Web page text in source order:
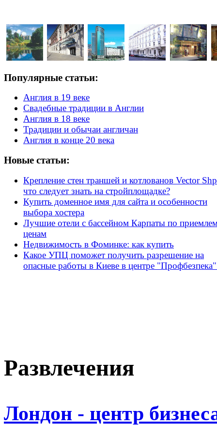
Популярные статьи:
Англия в 19 веке
Свадебные традиции в Англии
Англия в 18 веке
Традиции и обычаи англичан
Англия в конце 20 века
Новые статьи:
Крепление стен траншей и котлованов Vector
что следует знать на стройплощадке?
Купить доменное имя для сайта и особенности
выбора хостера
Лучшие отели с бассейном Карпаты по
ценам
Недвижимость в Фоминке: как купить
Какое УПЦ поможет получить разрешение на
опасные работы в Киеве в центре
Развлечения
Лондон - центр